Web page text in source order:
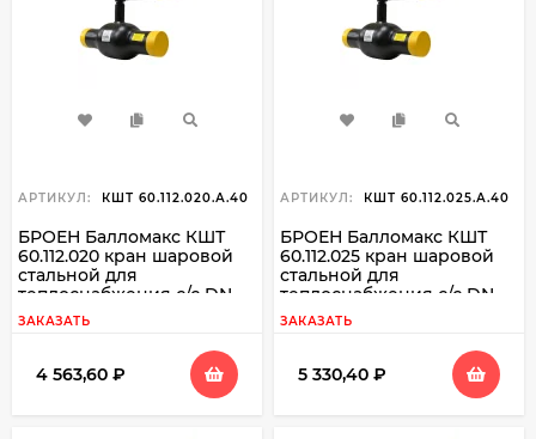
АРТИКУЛ: КШТ 60.112.020.А.40
БРОЕН Балломакс КШТ
60.112.020 кран шаровой
стальной для
теплоснабжения с/с DN
020 PN 40
ЗАКАЗАТЬ
4 563,60 ₽
АРТИКУЛ: КШТ 60.112.025.А.40
БРОЕН Балломакс КШТ
60.112.025 кран шаровой
стальной для
теплоснабжения с/с DN
025 PN 40
ЗАКАЗАТЬ
5 330,40 ₽